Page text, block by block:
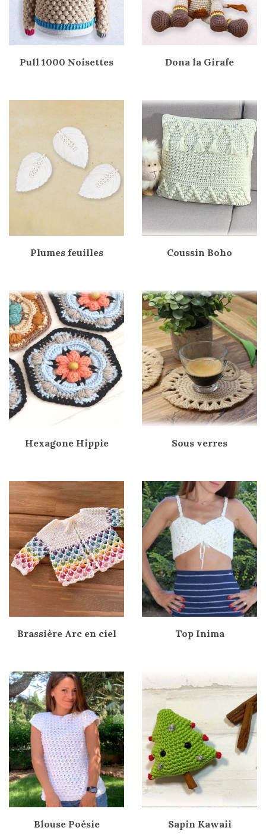
Pull 1000 Noisettes Dona la Girafe
Plumes feuilles Coussin Boho
Hexagone Hippie Sous verres
Brassière Arc en ciel Top Inima
Blouse Poésie Sapin Kawaii